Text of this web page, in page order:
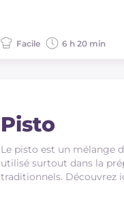
Facile 6 h 20 min
Pisto
Le pisto est un mélange
utilisé surtout dans la
traditionnels. Découvrez